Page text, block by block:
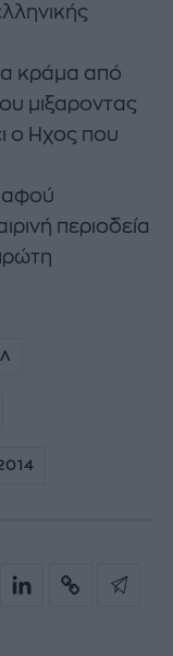
κράμα από
μιξαροντας
ο Ηχος που
αφού
περιοδεία